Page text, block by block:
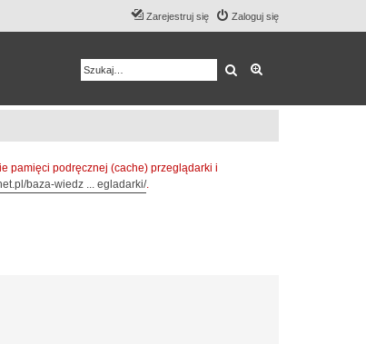
Zaloguj się
Zarejestruj się
Szukaj
pamięci podręcznej (cache) przeglądarki i
baza-wiedz ... egladarki/.